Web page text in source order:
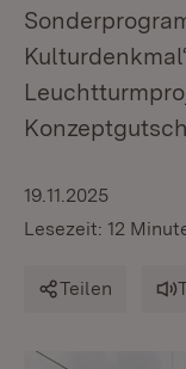
19.11.2025
Lesezeit: 12
Teilen